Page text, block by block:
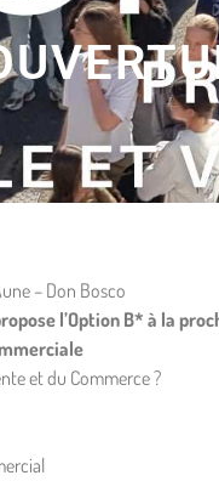
– Don Bosco
l’Option B* à la
et du Commerce ?